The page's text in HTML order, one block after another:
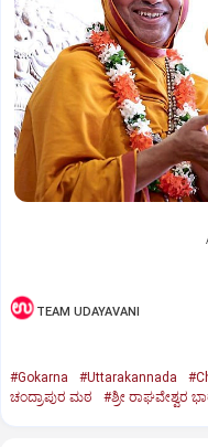
TEAM UDAYAVANI
#Gokarna #Uttarakannada
ಚಂದ್ರಾಪುರ ಮಠ
#ಶ್ರೀ ರಾಘವೇಶ್ವರ